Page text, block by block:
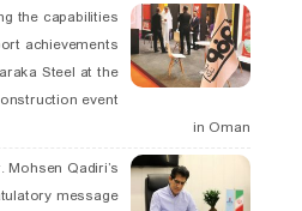
the capabilities
achievements
Steel at the
event
in Oman
Mohsen Qadiri’s
message